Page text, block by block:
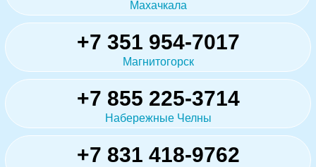
Махачкала
+7 351 954-7017
Магнитогорск
+7 855 225-3714
Набережные Челны
+7 831 418-9762